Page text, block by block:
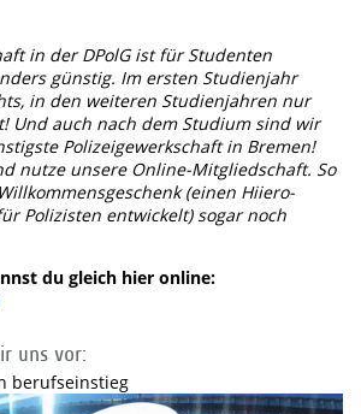
in der DPolG ist für Studenten
günstig. Im ersten Studienjahr
in den weiteren Studienjahren nur
Und auch nach dem Studium sind wir
Polizeigewerkschaft in Bremen!
nutze unsere Online-Mitgliedschaft. So
(einen Hiiero-
Polizisten entwickelt) sogar noch
du gleich hier online:
uns vor:
berufseinstieg